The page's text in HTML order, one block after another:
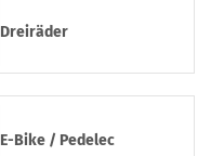
Dreiräder
E-Bike / Pedelec